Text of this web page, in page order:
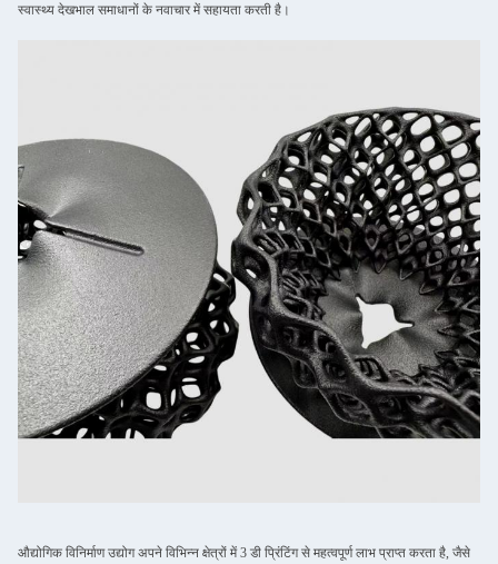
स्वास्थ्य देखभाल समाधानों के नवाचार में सहायता करती है।
औद्योगिक विनिर्माण उद्योग अपने विभिन्न क्षेत्रों में 3 डी प्रिंटिंग से महत्वपूर्ण लाभ प्राप्त करता है, जैसे